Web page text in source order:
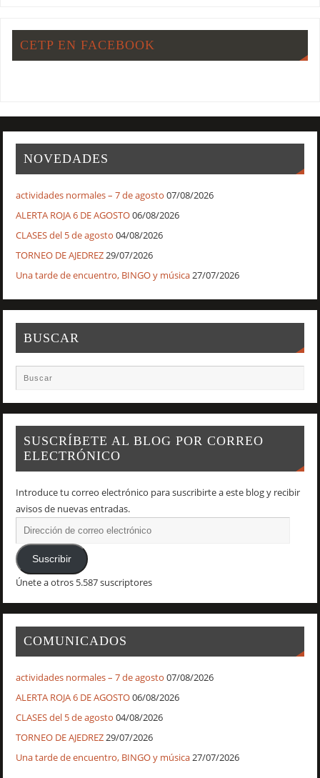
CETP EN FACEBOOK
NOVEDADES
actividades normales – 7 de agosto 07/08/2026
ALERTA ROJA 6 DE AGOSTO06/08/2026
CLASES del 5 de agosto 04/08/2026
TORNEO DE AJEDREZ29/07/2026
Una tarde de encuentro, BINGO y música27/07/2026
BUSCAR
SUSCRÍBETE AL BLOG POR CORREO
ELECTRÓNICO
Introduce tu correo electrónico para suscribirte a este blog y recibir
avisos de nuevas entradas.
Suscribir
Únete a otros 5.587 suscriptores
COMUNICADOS
actividades normales – 7 de agosto 07/08/2026
ALERTA ROJA 6 DE AGOSTO06/08/2026
CLASES del 5 de agosto 04/08/2026
TORNEO DE AJEDREZ29/07/2026
Una tarde de encuentro, BINGO y música27/07/2026